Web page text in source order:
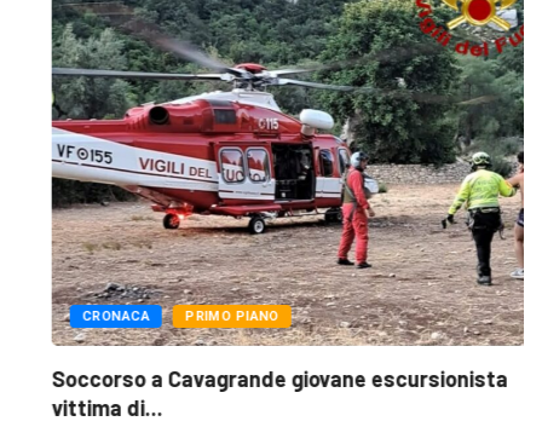
CRONACA PRIMO PIANO
Soccorso a Cavagrande giovane escursionista
vittima di...